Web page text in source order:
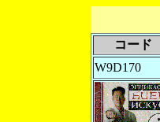
コード
W9D170